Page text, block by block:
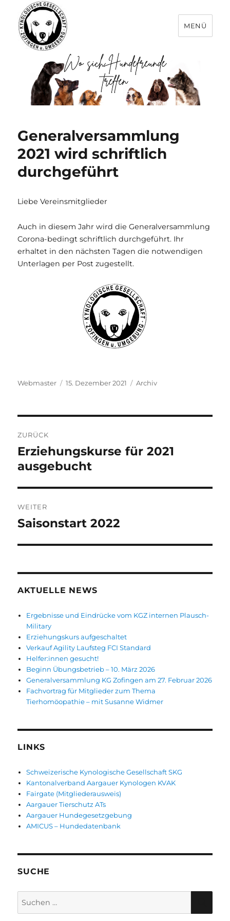
MENÜ
Generalversammlung
2021 wird schriftlich
durchgeführt
Liebe Vereinsmitglieder
Auch in diesem Jahr wird die Generalversammlung
Corona-bedingt schriftlich durchgeführt. Ihr
erhaltet in den nächsten Tagen die notwendigen
Unterlagen per Post zugestellt.
Autor
Webmaster
Veröffentlicht
15. Dezember 2021 Kategorien
Archiv
ZURÜCK
Vorheriger
Beitrag:
Erziehungskurse für 2021
ausgebucht
WEITER
Nächster
Saisonstart 2022
AKTUELLE NEWS
Ergebnisse und Eindrücke vom KGZ internen Plausch-
Military
Erziehungskurs aufgeschaltet
Verkauf Agility Laufsteg FCI Standard
Helfer:innen gesucht!
Beginn Übungsbetrieb – 10. März 2026
Generalversammlung KG Zofingen am 27. Februar 2026
Fachvortrag für Mitglieder zum Thema
Tierhomöopathie – mit Susanne Widmer
LINKS
Schweizerische Kynologische Gesellschaft SKG
Kantonalverband Aargauer Kynologen KVAK
Fairgate (Mitgliederausweis)
Aargauer Tierschutz ATs
Aargauer Hundegesetzgebung
AMICUS – Hundedatenbank
SUCHE
nach: